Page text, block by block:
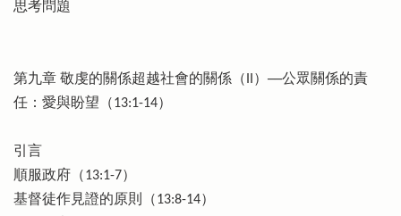
思考問題
第九章 敬虔的關係超越社會的關係（II）──公眾關係的責
任：愛與盼望（13:1-14）
引言
順服政府（13:1-7）
基督徒作見證的原則（13:8-14）